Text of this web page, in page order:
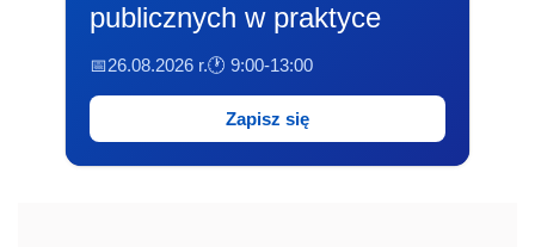
publicznych w praktyce
📅26.08.2026 r.🕐 9:00-13:00
Zapisz się